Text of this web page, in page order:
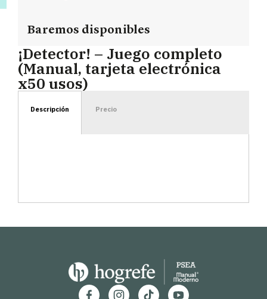
Baremos disponibles
¡Detector! – Juego completo
(Manual, tarjeta electrónica
x50 usos)
Descripción Precio